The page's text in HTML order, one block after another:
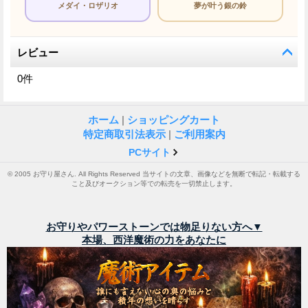
メダイ・ロザリオ 夢が叶う銀の鈴
レビュー
0件
ホーム | ショッピングカート
特定商取引法表示 | ご利用案内
PCサイト
© 2005 お守り屋さん. All Rights Reserved 当サイトの文章、画像などを無断で転記・転載する
こと及びオークション等での転売を一切禁止します。
お守りやパワーストーンでは物足りない方へ▼
本場、西洋魔術の力をあなたに